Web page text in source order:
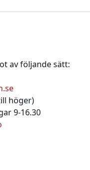
av följande sätt:
höger)
9-16.30